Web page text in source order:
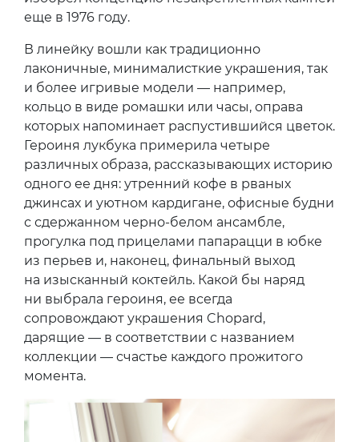
еще в 1976 году.
В линейку вошли как традиционно
лаконичные, минималисткие украшения, так
и более игривые модели — например,
кольцо в виде ромашки или часы, оправа
которых напоминает распустившийся цветок.
Героиня лукбука примерила четыре
различных образа, рассказывающих историю
одного ее дня: утренний кофе в рваных
джинсах и уютном кардигане, офисные будни
с сдержанном черно-белом ансамбле,
прогулка под прицелами папарацци в юбке
из перьев и, наконец, финальный выход
на изысканный коктейль. Какой бы наряд
ни выбрала героиня, ее всегда
сопровождают украшения Chopard,
дарящие — в соответствии с названием
коллекции — счастье каждого прожитого
момента.